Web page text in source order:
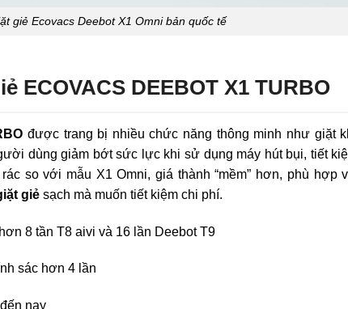
giẻ Ecovacs Deebot X1 Omni bản quốc tế
ECOVACS DEEBOT X1 TURBO
được trang bị nhiều chức năng thông minh như giặt
dùng giảm bớt sức lực khi sử dụng máy hút bụi, tiết
so với mẫu X1 Omni, giá thành “mềm” hơn, phù hợp
giẻ sạch mà muốn tiết kiệm chi phí.
8 tần T8 aivi và 16 lần Deebot T9
sác hơn 4 lần
nay